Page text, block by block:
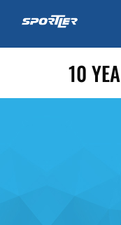
content
10